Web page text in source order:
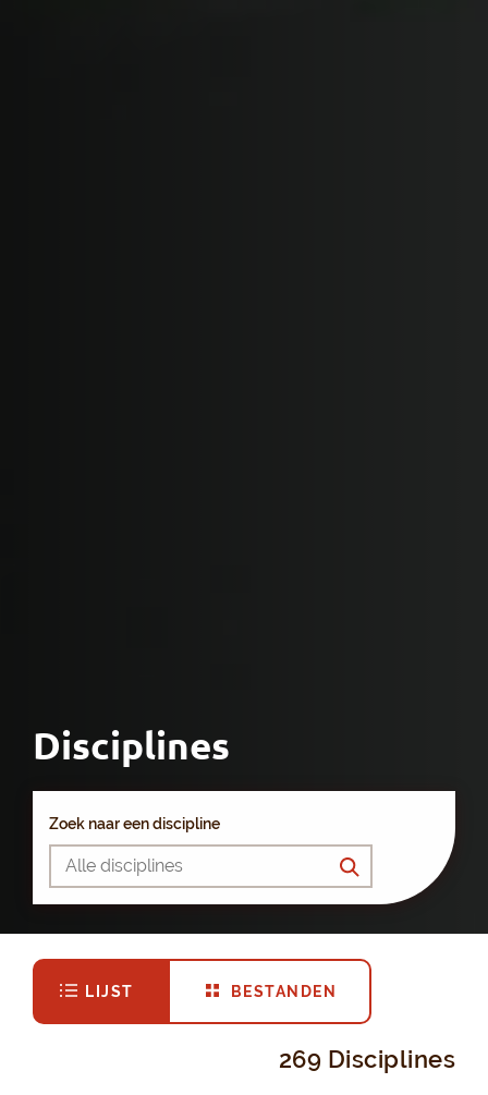
Disciplines
Zoek naar een discipline
LIJST BESTANDEN
269 Disciplines